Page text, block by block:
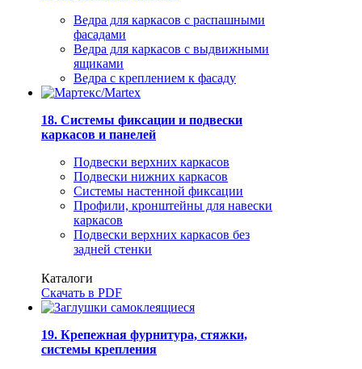
Ведра для каркасов с распашными
фасадами
Ведра для каркасов с выдвижными
ящиками
Ведра с креплением к фасаду
18. Системы фиксации и подвески
каркасов и панелей
Подвески верхних каркасов
Подвески нижних каркасов
Системы настенной фиксации
Профили, кронштейны для навески
каркасов
Подвески верхних каркасов без
задней стенки
Каталоги
Скачать в PDF
19. Крепежная фурнитура, стяжки,
системы крепления